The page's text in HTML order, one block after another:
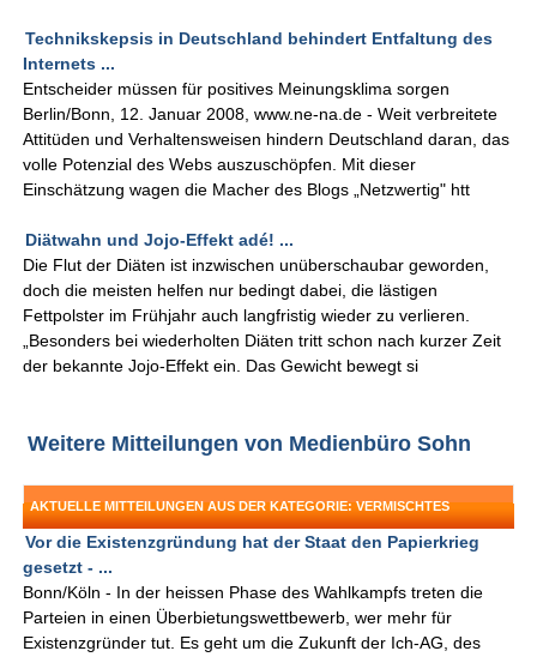
Technikskepsis in Deutschland behindert Entfaltung des
Internets ...
Entscheider müssen für positives Meinungsklima sorgen
Berlin/Bonn, 12. Januar 2008, www.ne-na.de - Weit verbreitete
Attitüden und Verhaltensweisen hindern Deutschland daran, das
volle Potenzial des Webs auszuschöpfen. Mit dieser
Einschätzung wagen die Macher des Blogs „Netzwertig" htt
Diätwahn und Jojo-Effekt adé! ...
Die Flut der Diäten ist inzwischen unüberschaubar geworden,
doch die meisten helfen nur bedingt dabei, die lästigen
Fettpolster im Frühjahr auch langfristig wieder zu verlieren.
„Besonders bei wiederholten Diäten tritt schon nach kurzer Zeit
der bekannte Jojo-Effekt ein. Das Gewicht bewegt si
Weitere Mitteilungen von Medienbüro Sohn
AKTUELLE MITTEILUNGEN AUS DER KATEGORIE: VERMISCHTES
Vor die Existenzgründung hat der Staat den Papierkrieg
gesetzt - ...
Bonn/Köln - In der heissen Phase des Wahlkampfs treten die
Parteien in einen Überbietungswettbewerb, wer mehr für
Existenzgründer tut. Es geht um die Zukunft der Ich-AG, des